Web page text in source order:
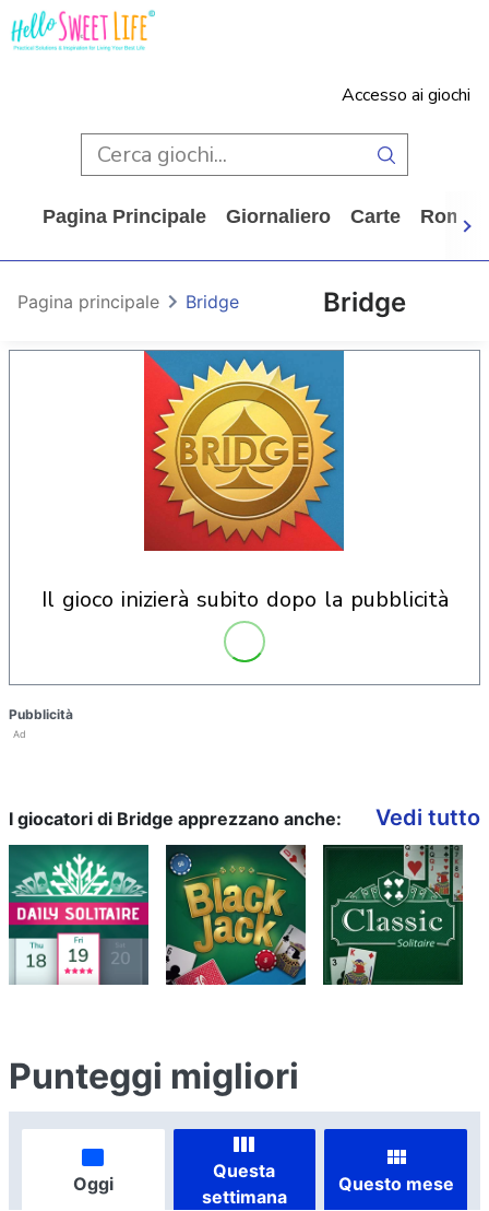
Accesso ai giochi
Pagina Principale Giornaliero Carte
Bridge
Pagina principale Bridge
il gioco inizierà subito dopo la pubblicità
Pubblicità
Ad
I giocatori di Bridge apprezzano anche: Vedi tutto
Punteggi migliori
Oggi
Questa
settimana
Questo mese